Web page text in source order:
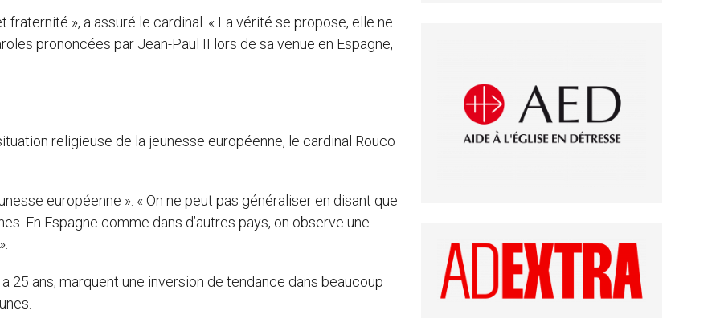
», a assuré le cardinal. « La vérité se propose, elle ne
prononcées par Jean-Paul II lors de sa venue en Espagne,
religieuse de la jeunesse européenne, le cardinal Rouco
européenne ». « On ne peut pas généraliser en disant que
En Espagne comme dans d’autres pays, on observe une
25 ans, marquent une inversion de tendance dans beaucoup